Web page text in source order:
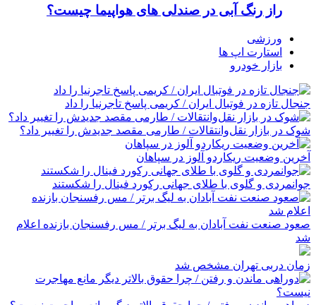
راز رنگ آبی در صندلی های هواپیما چیست؟
ورزشی
استارت اپ ها
بازار خودرو
جنجال تازه در فوتبال ایران / کریمی پاسخ تاجرنیا را داد
شوک در بازار نقل‌وانتقالات / طارمی مقصد جدیدش را تغییر داد؟
آخرین وضعیت ریکاردو آلوز در سپاهان
جوانمردی و گلوی با طلای جهانی رکورد فینال را شکستند
صعود صنعت نفت آبادان به لیگ برتر / مس رفسنجان بازنده اعلام
شد
زمان دربی تهران مشخص شد